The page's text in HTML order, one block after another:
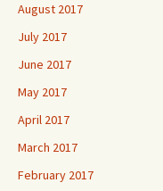
August 2017
July 2017
June 2017
May 2017
April 2017
March 2017
February 2017